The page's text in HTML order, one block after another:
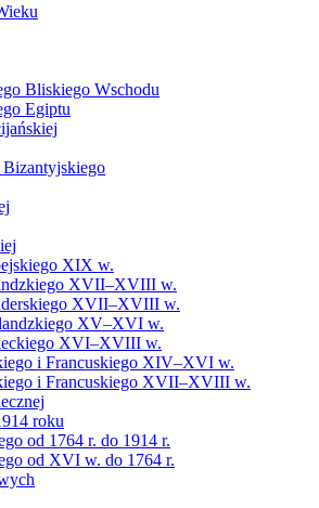
Bliskiego Wschodu
Egiptu
XIX w.
XVII–XVIII w.
XVII–XVIII w.
XV–XVI w.
XVI–XVIII w.
i Francuskiego XIV–XVI w.
i Francuskiego XVII–XVIII w.
roku
od 1764 r. do 1914 r.
od XVI w. do 1764 r.